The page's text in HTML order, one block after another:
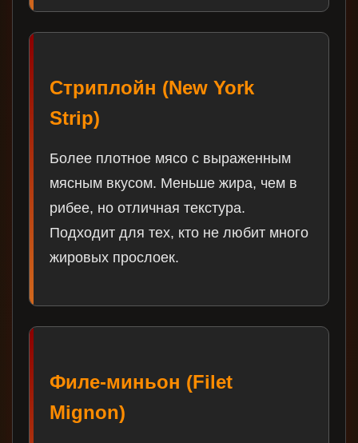
Стриплойн (New York
Strip)
Более плотное мясо с выраженным
мясным вкусом. Меньше жира, чем в
рибее, но отличная текстура.
Подходит для тех, кто не любит много
жировых прослоек.
Филе-миньон (Filet
Mignon)